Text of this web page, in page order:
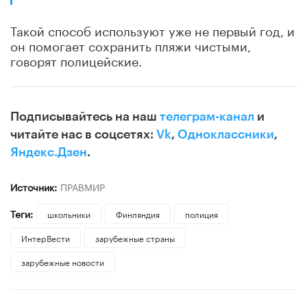
Такой способ используют уже не первый год, и
он помогает сохранить пляжи чистыми,
говорят полицейские.
Подписывайтесь на наш телеграм-канал и
читайте нас в соцсетях: Vk, Одноклассники,
Яндекс.Дзен.
Источник: ПРАВМИР
Теги:
школьники Финляндия
полиция
ИнтерВести
зарубежные страны
зарубежные новости